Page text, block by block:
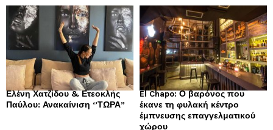
Ελένη Χατζίδου & Ετεοκλής
Παύλου: Ανακαίνιση ‘’ΤΩΡΑ”
El Chapo: Ο βαρόνος που
έκανε τη φυλακή κέντρο
έμπνευσης επαγγελματικού
χώρου